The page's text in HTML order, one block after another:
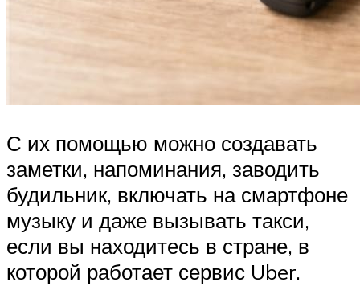
С их помощью можно создавать
заметки, напоминания, заводить
будильник, включать на смартфоне
музыку и даже вызывать такси,
если вы находитесь в стране, в
которой работает сервис Uber.